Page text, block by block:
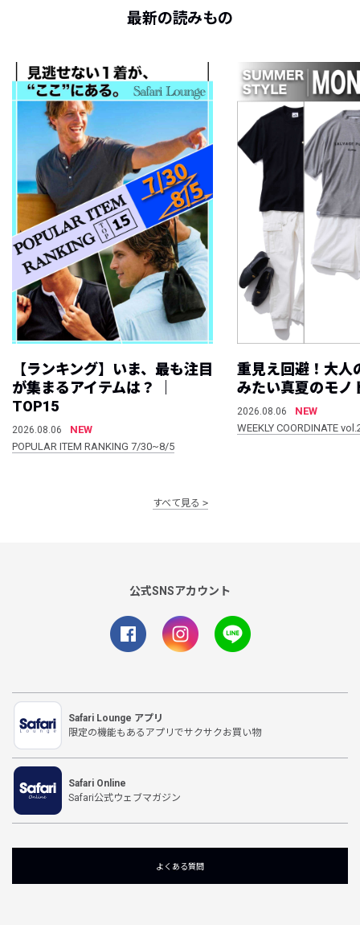
最新の読みもの
【ランキング】いま、最も注目
が集まるアイテムは？ ｜
TOP15
2026.08.06
NEW
POPULAR ITEM RANKING 7/30~8/5
重見え回避！大人
みたい真夏のモノ
2026.08.06
NEW
WEEKLY COORDINATE
すべて見る
公式SNSアカウント
Safari Lounge アプリ
限定の機能もあるアプリでサクサクお買い物
Safari Online
Safari公式ウェブマガジン
よくある質問